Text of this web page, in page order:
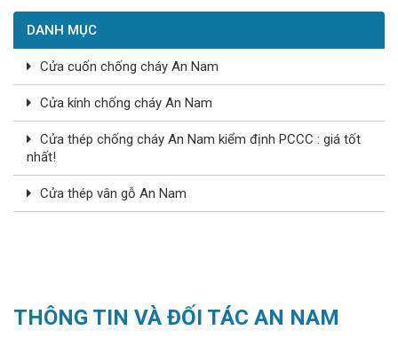
DANH MỤC
Cửa cuốn chống cháy An Nam
Cửa kính chống cháy An Nam
Cửa thép chống cháy An Nam kiểm định PCCC : giá tốt
nhất!
Cửa thép vân gỗ An Nam
THÔNG TIN VÀ ĐỐI TÁC AN NAM